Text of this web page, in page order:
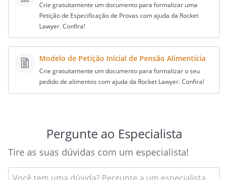
Crie gratuitamente um documento para formalizar uma
Petição de Especificação de Provas com ajuda da Rocket
Lawyer. Confira!
Modelo de Petição Inicial de Pensão Alimentícia
Crie gratuitamente um documento para formalizar o seu
pedido de alimentos com ajuda da Rocket Lawyer. Confira!
Pergunte ao Especialista
Tire as suas dúvidas com um especialista!